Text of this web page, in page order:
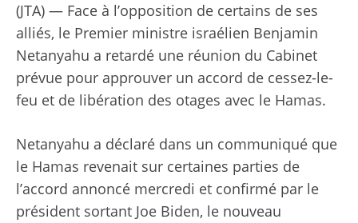
(JTA) — Face à l’opposition de certains de ses
alliés, le Premier ministre israélien Benjamin
Netanyahu a retardé une réunion du Cabinet
prévue pour approuver un accord de cessez-le-
feu et de libération des otages avec le Hamas.
Netanyahu a déclaré dans un communiqué que
le Hamas revenait sur certaines parties de
l’accord annoncé mercredi et confirmé par le
président sortant Joe Biden, le nouveau